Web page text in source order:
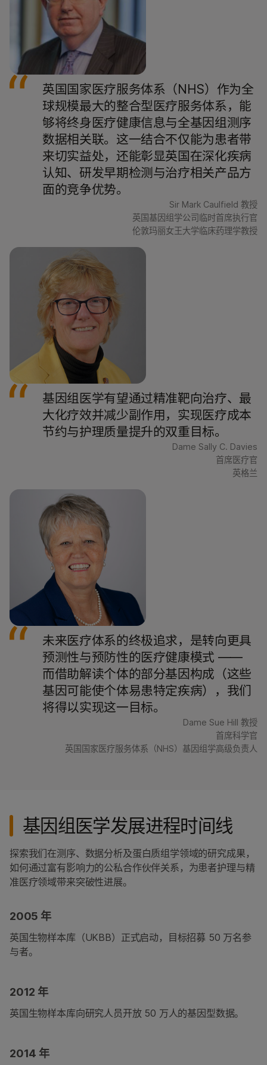
英国国家医疗服务体系（NHS）作为全
球规模最大的整合型医疗服务体系，能
够将终身医疗健康信息与全基因组测序
数据相关联。这一结合不仅能为患者带
来切实益处，还能彰显英国在深化疾病
认知、研发早期检测与治疗相关产品方
面的竞争优势。
Sir Mark Caulfield 教授
英国基因组学公司临时首席执行官
伦敦玛丽女王大学临床药理学教授
基因组医学有望通过精准靶向治疗、最
大化疗效并减少副作用，实现医疗成本
节约与护理质量提升的双重目标。
Dame Sally C. Davies
首席医疗官
英格兰
未来医疗体系的终极追求，是转向更具
预测性与预防性的医疗健康模式 ——
而借助解读个体的部分基因构成（这些
基因可能使个体易患特定疾病），我们
将得以实现这一目标。
Dame Sue Hill 教授
首席科学官
英国国家医疗服务体系（NHS）基因组学高级负责人
基因组医学发展进程时间线
探索我们在测序、数据分析及蛋白质组学领域的研究成果，
如何通过富有影响力的公私合作伙伴关系，为患者护理与精
准医疗领域带来突破性进展。
2005 年
英国生物样本库（UKBB）正式启动，目标招募 50 万名参
与者。
2012 年
英国生物样本库向研究人员开放 50 万人的基因型数据。
2014 年